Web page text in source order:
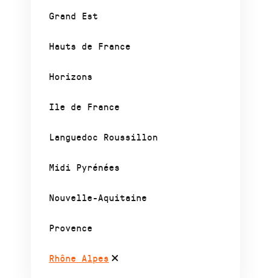
Grand Est
Hauts de France
Horizons
Ile de France
Languedoc Roussillon
Midi Pyrénées
Nouvelle-Aquitaine
Provence
Rhône Alpes